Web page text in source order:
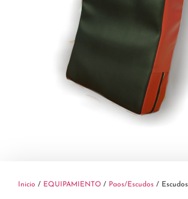
Inicio / EQUIPAMIENTO / Paos/Escudos /